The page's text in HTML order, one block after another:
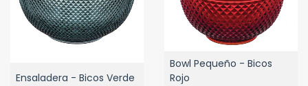
Ensaladera - Bicos Verde
Bowl Pequeño - Bicos
Rojo